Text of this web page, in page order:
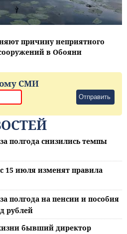
причину неприятного
в Обояни
СМИ
Отправить
полгода снизились темпы
15 июля изменят правила
полгода на пенсии и пособия
рублей
бывший директор